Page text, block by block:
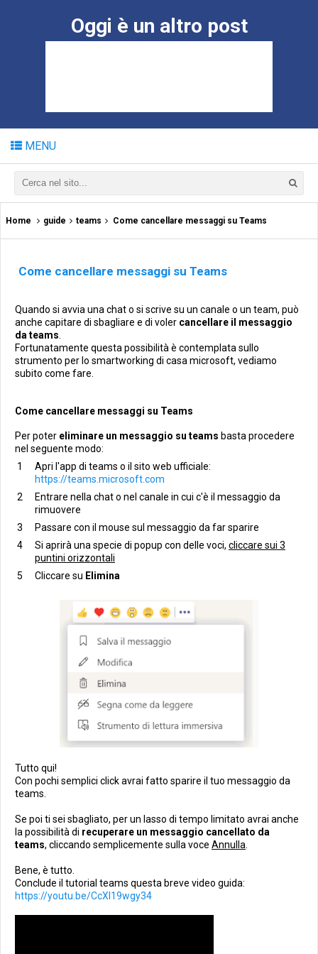
Oggi è un altro post
MENU
Home guide teams Come cancellare messaggi su Teams
Come cancellare messaggi su Teams
Quando si avvia una chat o si scrive su un canale o un team, può
anche capitare di sbagliare e di voler cancellare il messaggio
da teams
Fortunatamente questa possibilità è contemplata sullo
strumento per lo smartworking di casa microsoft, vediamo
subito come fare.
Come cancellare messaggi su Teams
Per poter eliminare un messaggio su teams basta procedere
nel seguente modo:
Apri l'app di teams o il sito web ufficiale:
https://teams.microsoft.com
Entrare nella chat o nel canale in cui c'è il messaggio da
rimuovere
Passare con il mouse sul messaggio da far sparire
Si aprirà una specie di popup con delle voci, cliccare sui 3
puntini orizzontali
Cliccare su Elimina
Tutto qui!
Con pochi semplici click avrai fatto sparire il tuo messaggio da
teams.
Se poi ti sei sbagliato, per un lasso di tempo limitato avrai anche
la possibilità di recuperare un messaggio cancellato da
teams, cliccando semplicemente sulla voce Annulla
Bene, è tutto.
Conclude il tutorial teams questa breve video guida:
https://youtu.be/CcXl19wgy34